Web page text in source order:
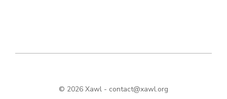
© 2026 Xawl - contact@xawl.org